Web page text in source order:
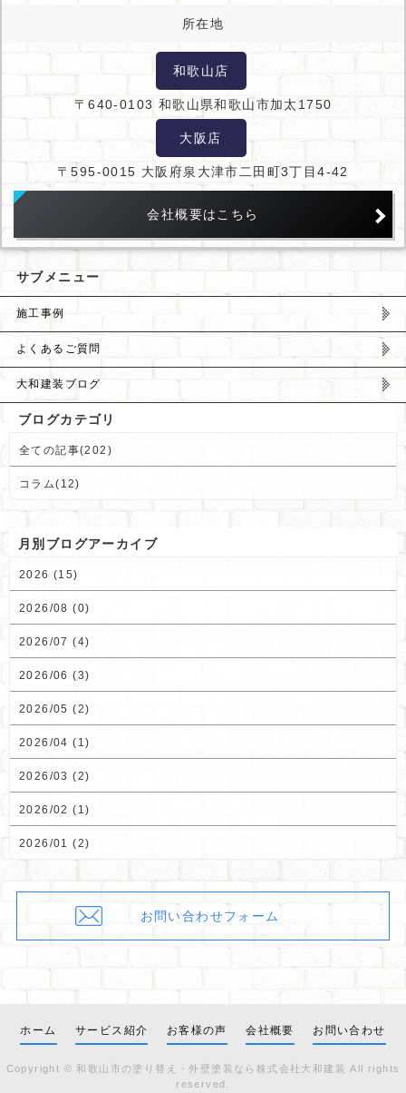
所在地
和歌山店
〒640-0103 和歌山県和歌山市加太1750
大阪店
〒595-0015 大阪府泉大津市二田町3丁目4-42
会社概要はこちら
サブメニュー
施工事例
よくあるご質問
大和建装ブログ
ブログカテゴリ
全ての記事(202)
コラム(12)
月別ブログアーカイブ
2026 (15)
2026/08 (0)
2026/07 (4)
2026/06 (3)
2026/05 (2)
2026/04 (1)
2026/03 (2)
2026/02 (1)
2026/01 (2)
お問い合わせフォーム
ホーム サービス紹介 お客様の声 会社概要 お問い合わせ
Copyright ©和歌山市の塗り替え・外壁塗装なら株式会社大和建装 All rights
reserved.